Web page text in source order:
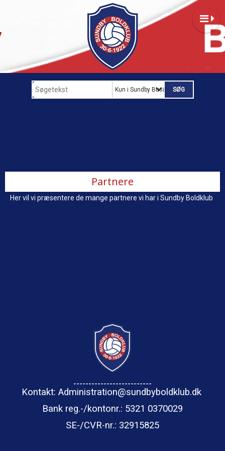
Kun i Sundby Business Network
Partnere
Her vil vi præsentere de mange partnere vi har i Sundby Boldklub
--------------------------
Kontakt: Administration@sundbyboldklub.dk
Bank reg.-/kontonr.: 5321 0370029
SE-/CVR-nr.: 32915825